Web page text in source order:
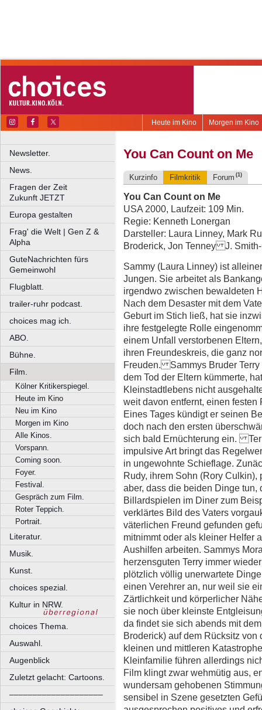
Morgen im Kino
Heute im Kino
Newsletter.
News.
Fragen der Zeit
Zukunft JETZT
Europa gestalten
Frag' die Welt | Gen Z &
Alpha
GuteNachrichten fürs
Gemeinwohl
Flugblatt.
trailer-ruhr podcast.
choices mag ich.
ABO.
Bühne.
Film.
Kölner Kritikerspiegel.
Heute im Kino
Neu im Kino
Morgen im Kino
Alle Kinos.
Vorspann.
Coming soon.
Foyer.
Festival.
Gespräch zum Film.
Roter Teppich.
Portrait.
Literatur.
Musik.
Kunst.
choices spezial.
Kultur in NRW.
choices Thema.
Auswahl.
Augenblick
Zuletzt gelacht: Cartoons.
––––––––––––––––––––
You Can Count on Me
Kurzinfo Filmkritik Forum (1)
You Can Count on Me
USA 2000, Laufzeit: 109 Min.
Regie: Kenneth Lonergan
Darsteller: Laura Linney, Mark
Broderick, Jon Tenney J.
Sammy (Laura Linney) ist
Jungen. Sie arbeitet als
irgendwo zwischen bewaldeten
Nach dem Desaster mit dem
Geburt im Stich ließ, hat sie
ihre festgelegte Rolle
einem Unfall verstorbenen
ihren Freundeskreis, die ganz
Freuden. Sammys Bruder Terry
dem Tod der Eltern kümmerte,
Kleinstadtlebens nicht
weit davon entfernt, einen
Eines Tages kündigt er seinen
doch nach den ersten
sich bald Ernüchterung ein.
impulsive Art bringt das
in ungewohnte Schieflage.
Rudy, ihrem Sohn (Rory
aber, dass die beiden Dinge
Billardspielen im Diner zum
verklärtes Bild des Vaters
väterlichen Freund gefunden
mitnimmt oder als kleiner Helfer
Aushilfen arbeiten. Sammys
herzensguten Terry immer
plötzlich völlig unerwartete
einen Verehrer an, nur weil sie
Zärtlichkeit und körperlicher
sie noch über kleinste
da findet sie sich abends mit
Broderick) auf dem Rücksitz
kleinen und mittleren
Kleinfamilie führen allerdings
Film klingt zwar wehmütig aus,
wundersam gehobenen
sensibel in Szene gesetzten